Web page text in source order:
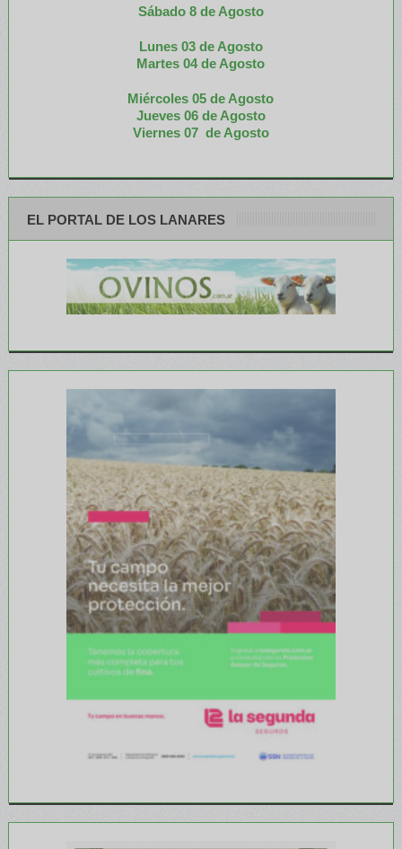
Sábado 8 de Agosto
Lunes 03 de Agosto
Martes 04 de Agosto
Miércoles 05 de Agosto
Jueves 06 de Agosto
Viernes 07 de Agosto
EL PORTAL DE LOS LANARES